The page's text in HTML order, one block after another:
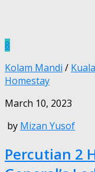
8
Kolam Mandi /
Homestay
March 10, 2023
by Mizan Yusof
Percutian 2